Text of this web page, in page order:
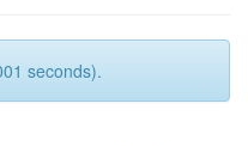
seconds).